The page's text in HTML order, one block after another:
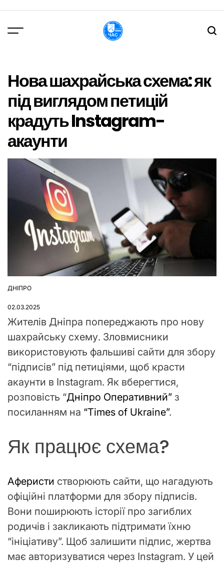
вмісту
Нова шахрайська схема: як
під виглядом петицій
крадуть Instagram-
акаунти
ОПУБЛІКУВАТИ
ДНІПРО
02.03.2025
Жителів Дніпра попереджають про нову
шахрайську схему. Зловмисники
використовують фальшиві сайти для збору
“підписів” під петиціями, щоб красти
акаунти в Instagram. Як вберегтися,
розповість “Дніпро Оперативний” з
посиланням на “Times of Ukraine”.
Як працює схема?
Аферисти створюють сайти, що нагадують
офіційні платформи для збору підписів.
Вони поширюють історії про загиблих
родичів і закликають підтримати їхню
“ініціативу”. Щоб залишити підпис, жертва
має авторизуватися через Instagram. У цей